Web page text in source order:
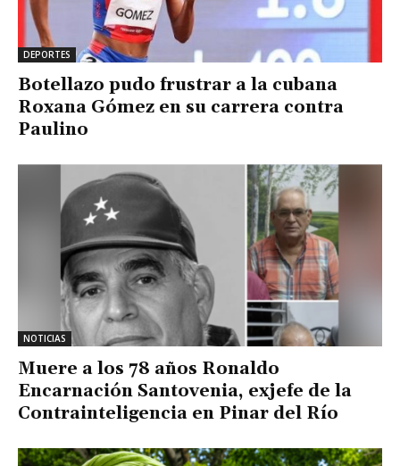
DEPORTES
Botellazo pudo frustrar a la cubana
Roxana Gómez en su carrera contra
Paulino
NOTICIAS
Muere a los 78 años Ronaldo
Encarnación Santovenia, exjefe de la
Contrainteligencia en Pinar del Río